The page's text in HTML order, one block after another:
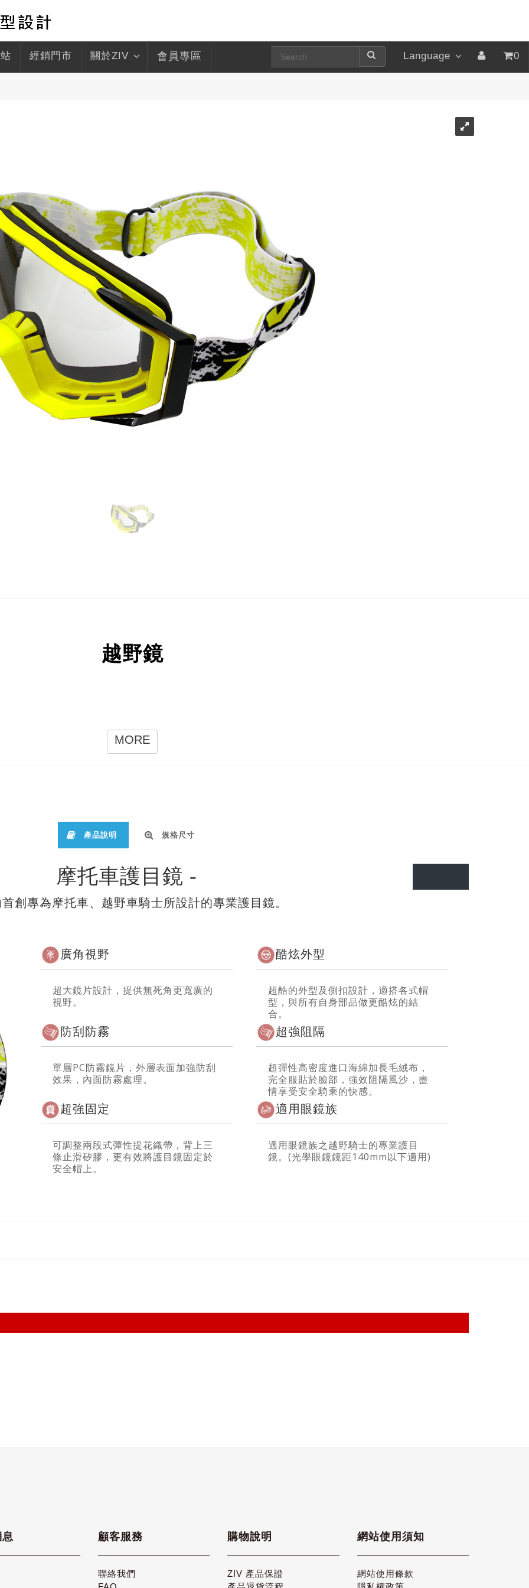
經銷門市 關於ZIV 會員專區 Language 0
越野鏡
MORE
產品說明 規格尺寸
摩托車護目鏡 -
創專為摩托車、越野車騎士所設計的專業護目鏡。
廣角視野
超大鏡片設計，提供無死角更寬廣的
視野。
酷炫外型
超酷的外型及側扣設計，適搭各式帽
型，與所有自身部品做更酷炫的結
合。
防刮防霧
單層PC防霧鏡片，外層表面加強防刮
效果，內面防霧處理。
超強阻隔
超彈性高密度進口海綿加長毛絨布，
完全服貼於臉部，強效阻隔風沙，盡
情享受安全騎乘的快感。
超強固定
可調整兩段式彈性提花織帶，背上三
條止滑矽膠，更有效將護目鏡固定於
安全帽上。
適用眼鏡族
適用眼鏡族之越野騎士的專業護目
鏡。(光學眼鏡鏡距140mm以下適用)
顧客服務
聯絡我們
購物說明
ZIV 產品保證
網站使用須知
網站使用條款